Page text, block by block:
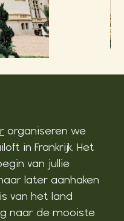
organiseren we
in Frankrijk. Het
van jullie
later aanhaken
van het land
naar de mooiste